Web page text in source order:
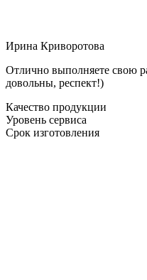
Ирина Криворотова
Отлично выполняете свою
довольны, респект!)
Качество продукции
Уровень сервиса
Срок изготовления